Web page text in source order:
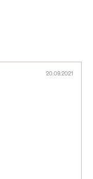
20.09.2021